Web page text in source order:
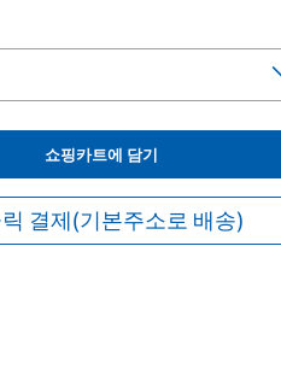
쇼핑카트에 담기
결제(기본주소로 배송)